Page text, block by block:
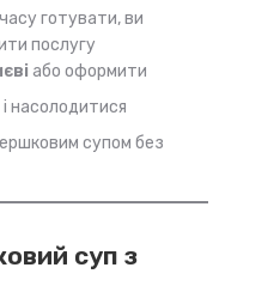
готувати, ви
послугу
або оформити
і насолодитися
супом без
суп з